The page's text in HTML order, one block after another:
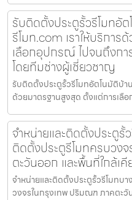
รับติดตั้งประตูรั้วรีโมทอั
รีโมท.com เราให้บริกา
เลือกอุปกรณ์ ไปจนถึงกา
โดยทีมช่างผู้เชี่ยวชาญ
รับติดตั้งประตูรั้วรีโมทอัตโนมัติบ้า
ด้วยมาตรฐานสูงสุด ตั้งแต่การเลื
จำหน่ายและติดตั้งประตู
ติดตั้งประตูรีโมทครบวง
ตะวันออก และพื้นที่ใกล้เคี
จำหน่ายและติดตั้งประตูรั้วรีโมทบ
วงจรในกรุงเทพ ปริมณฑ ภาคตะวั